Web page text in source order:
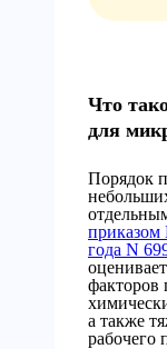
Что
для
Порядок
приказом
года N
факторов
а также
рабочего